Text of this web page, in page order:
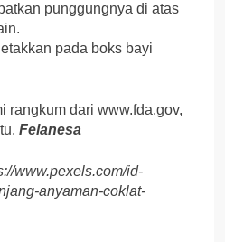
punggungnya di atas
pada boks bayi
rangkum dari www.fda.gov,
Felanesa
www.pexels.com/id-
anyaman-coklat-